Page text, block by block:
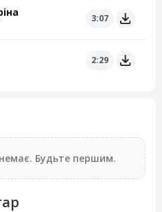
3:07
2:29
Будьте першим.